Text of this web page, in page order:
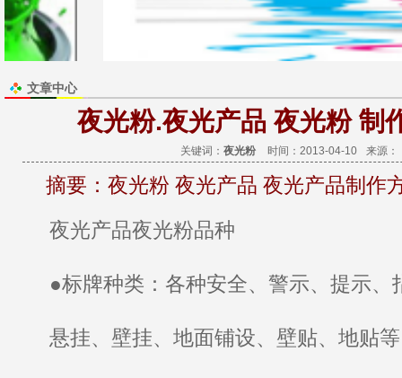
文章中心
夜光粉.夜光产品 夜光粉 制
关键词： 夜光粉 时间：2013-04-10 来源：
摘要： 夜光粉 夜光产品 夜光产品制作
夜光产品夜光粉品种
●标牌种类：各种安全、警示、提示
悬挂、壁挂、地面铺设、壁贴、地贴